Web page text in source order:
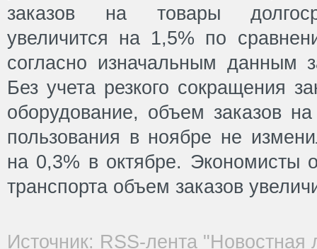
заказов на товары
увеличится на 1,5% по
согласно изначальным данным
Без учета резкого сокращения
оборудование, объем заказов на
пользования в ноябре не
на 0,3% в октябре. Экономисты
транспорта объем заказов
Источник: RSS-лента "Новостная